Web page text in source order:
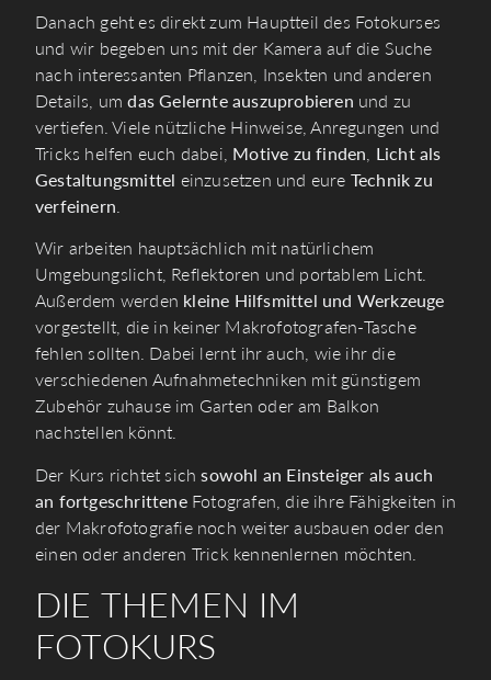
Danach geht es direkt zum Hauptteil des Fotokurses
und wir begeben uns mit der Kamera auf die Suche
nach interessanten Pflanzen, Insekten und anderen
Details, umdas Gelernte auszuprobieren und zu
vertiefen. Viele nützliche Hinweise, Anregungen und
Tricks helfen euch dabei, Motive zu finden, Licht als
Gestaltungsmittel einzusetzen und eure Technik zu
verfeinern.
Wir arbeiten hauptsächlich mit natürlichem
Umgebungslicht, Reflektoren und portablem Licht.
Außerdem werden kleine Hilfsmittel und Werkzeuge
vorgestellt, die in keiner Makrofotografen-Tasche
fehlen sollten. Dabei lernt ihr auch, wie ihr die
verschiedenen Aufnahmetechniken mit günstigem
Zubehör zuhause im Garten oder am Balkon
nachstellen könnt.
Der Kurs richtet sichsowohl an Einsteiger als auch
an fortgeschritteneFotografen, die ihre Fähigkeiten in
der Makrofotografie noch weiter ausbauen oder den
einen oder anderen Trick kennenlernen möchten.
DIE THEMEN IM
FOTOKURS